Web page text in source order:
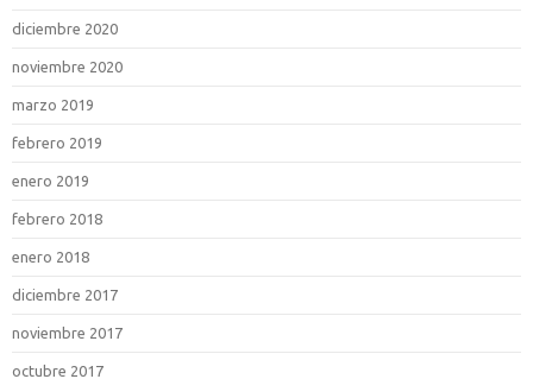
diciembre 2020
noviembre 2020
marzo 2019
febrero 2019
enero 2019
febrero 2018
enero 2018
diciembre 2017
noviembre 2017
octubre 2017